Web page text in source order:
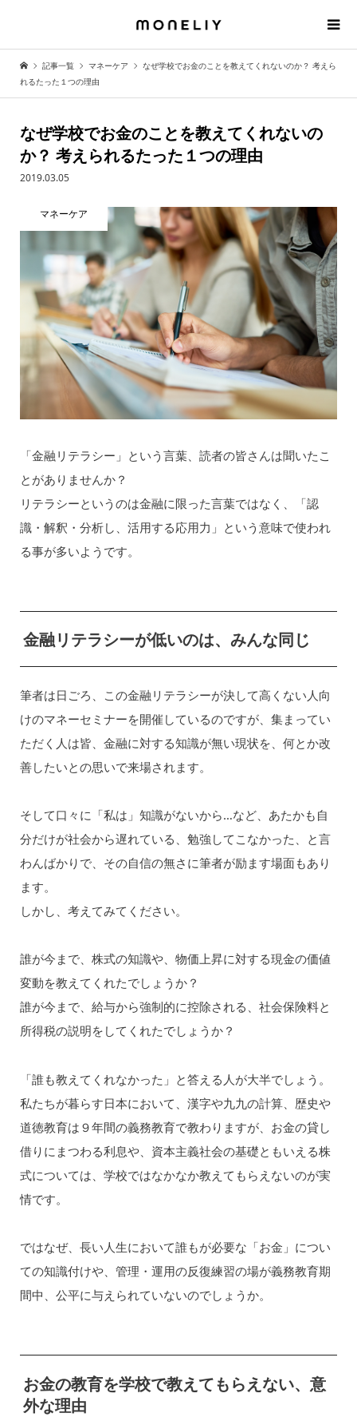
記事一覧 マネーケア
なぜ学校でお金のことを教えてくれないのか？ 考えら
れるたった１つの理由
なぜ学校でお金のことを教えてくれないの
か？ 考えられるたった１つの理由
2019.03.05
マネーケア
「金融リテラシー」という言葉、読者の皆さんは聞いたこ
とがありませんか？
リテラシーというのは金融に限った言葉ではなく、「認
識・解釈・分析し、活用する応用力」という意味で使われ
る事が多いようです。
金融リテラシーが低いのは、みんな同じ
筆者は日ごろ、この金融リテラシーが決して高くない人向
けのマネーセミナーを開催しているのですが、集まってい
ただく人は皆、金融に対する知識が無い現状を、何とか改
善したいとの思いで来場されます。
そして口々に「私は」知識がないから…など、あたかも自
分だけが社会から遅れている、勉強してこなかった、と言
わんばかりで、その自信の無さに筆者が励ます場面もあり
ます。
しかし、考えてみてください。
誰が今まで、株式の知識や、物価上昇に対する現金の価値
変動を教えてくれたでしょうか？
誰が今まで、給与から強制的に控除される、社会保険料と
所得税の説明をしてくれたでしょうか？
「誰も教えてくれなかった」と答える人が大半でしょう。
私たちが暮らす日本において、漢字や九九の計算、歴史や
道徳教育は９年間の義務教育で教わりますが、お金の貸し
借りにまつわる利息や、資本主義社会の基礎ともいえる株
式については、学校ではなかなか教えてもらえないのが実
情です。
ではなぜ、長い人生において誰もが必要な「お金」につい
ての知識付けや、管理・運用の反復練習の場が義務教育期
間中、公平に与えられていないのでしょうか。
お金の教育を学校で教えてもらえない、意
外な理由